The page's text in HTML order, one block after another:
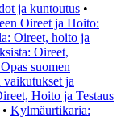
ja kuntoutus •
Oireet ja Hoito:
Oireet, hoito ja
Oireet,
suomen
ja
Hoito ja Testaus
• Kylmäurtikaria: